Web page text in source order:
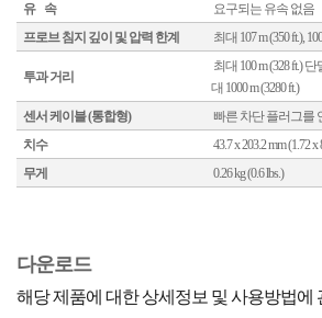
유 속
요구되는 유속 없음
프로브 침지 깊이 및 압력 한계
최대 107 m (350 ft.),
투과 거리
최대 100 m (328 ft.)
대 1000 m (3280 ft.)
센서 케이블 (통합형)
빠른 차단 플러그를
치수
43.7 x 203.2 mm (1.72 x
무게
0.26 kg (0.6 lbs.)
다운로드
해당 제품에 대한 상세정보 및 사용방법에